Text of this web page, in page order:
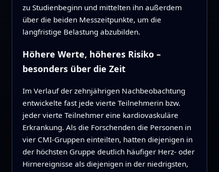
zu Studienbeginn und mittelten ihn außerdem
über die beiden Messzeitpunkte, um die
langfristige Belastung abzubilden.
Höhere Werte, höheres Risiko –
besonders über die Zeit
Im Verlauf der zehnjährigen Nachbeobachtung
entwickelte fast jede vierte Teilnehmerin bzw.
jeder vierte Teilnehmer eine kardiovaskuläre
Erkrankung. Als die Forschenden die Personen in
vier CMI‑Gruppen einteilten, hatten diejenigen in
der höchsten Gruppe deutlich häufiger Herz‑ oder
Hirnereignisse als diejenigen in der niedrigsten,